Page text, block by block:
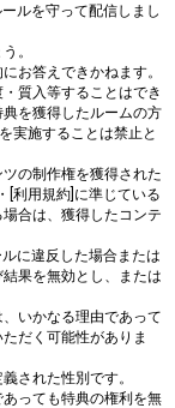
ルを守って配信しまし
。
お答えできかねます。
質入等することはでき
を獲得したルームの方
実施することは禁止と
の制作権を獲得された
[利用規約]に準じている
合は、獲得したコンテ
に違反した場合または
果を無効とし、または
いかなる理由であって
だく可能性がありま
された性別です。
っても特典の権利を無